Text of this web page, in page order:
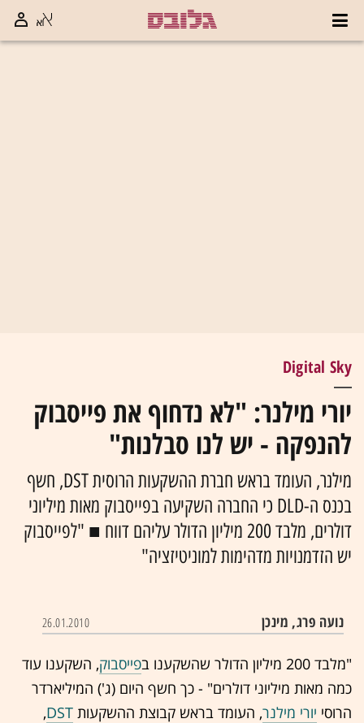
Digital Sky
יורי מילנר: "לא נדחוף את פייסבוק
להנפקה - יש לנו סבלנות"
מילנר, העומד בראש חברת ההשקעות הרוסית DST, חשף
בכנס ה-DLD כי החברה השקיעה בפייסבוק מאות מיליוני
דולרים, מלבד 200 מיליון הדולר עליהם דווח ■ "לפייסבוק
יש הזדמנויות מדהימות למוניטיזציה"
נועה פרג, מינכן 26.01.2010
"מלבד 200 מיליון הדולר שהשקענו ב פייסבוק, השקענו עוד
כמה מאות מיליוני דולרים" - כך חשף היום (ג') המיליארדר
הרוסי יורי מילנר, העומד בראש קבוצת ההשקעות DST
,